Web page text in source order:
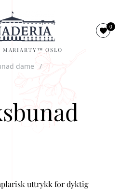
MARIARTY™ OSLO
0
dame
/
uttrykk for dyktig